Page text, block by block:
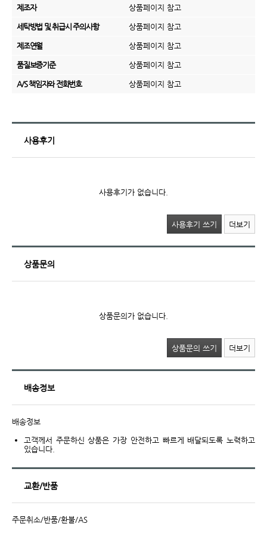
제조자 상품페이지 참고
세탁방법 및 취급시 주의사항 상품페이지 참고
제조연월 상품페이지 참고
품질보증기준 상품페이지 참고
A/S 책임자와 전화번호 상품페이지 참고
사용후기
사용후기가 없습니다.
사용후기 쓰기 더보기
상품문의
상품문의가 없습니다.
상품문의 쓰기 더보기
배송정보
배송정보
고객께서 주문하신 상품은 가장 안전하고 빠르게 배달되도록 노력하고
있습니다.
교환/반품
주문취소/반품/환불/AS